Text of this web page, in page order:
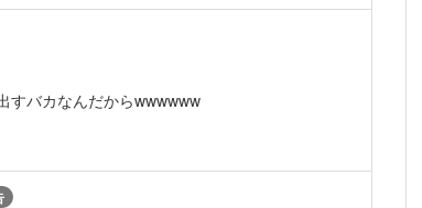
すバカなんだからwwwwww